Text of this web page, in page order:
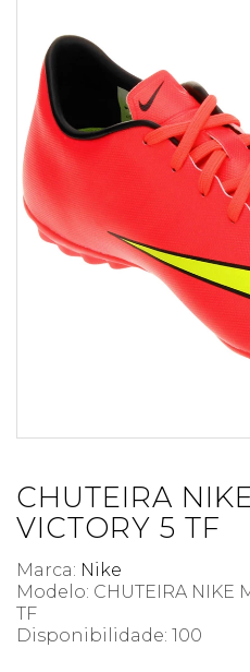
CHUTEIRA
VICTORY 5 TF
Marca: Nike
Modelo: CHUTEIRA NIKE
TF
Disponibilidade: 100